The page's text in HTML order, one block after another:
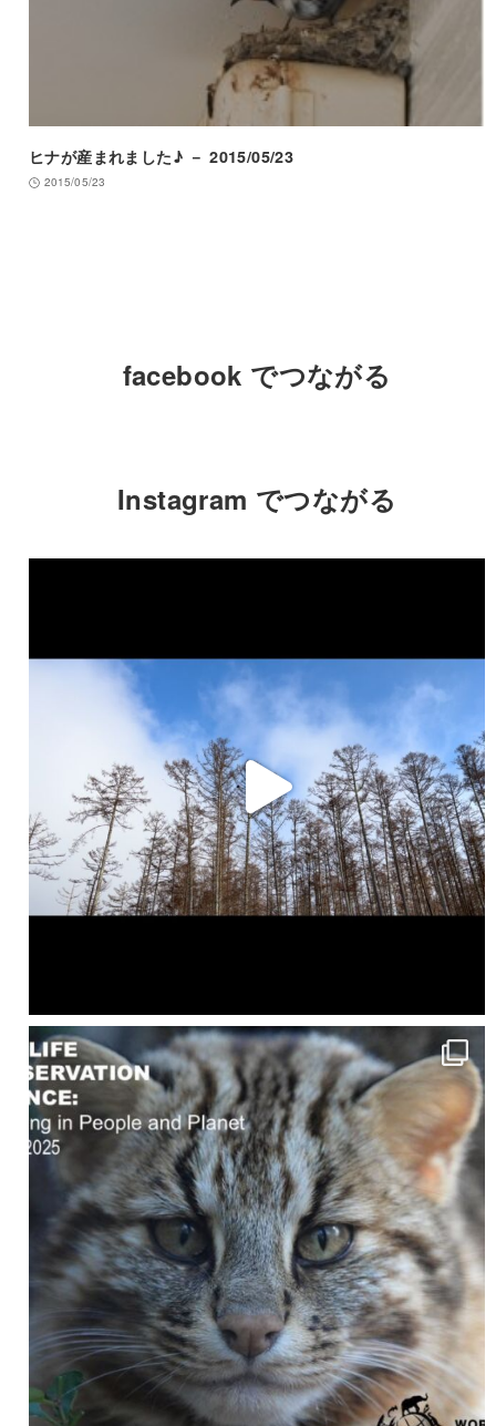
ヒナが産まれました♪ － 2015/05/23
2015/05/23
facebook でつながる
Instagram でつながる